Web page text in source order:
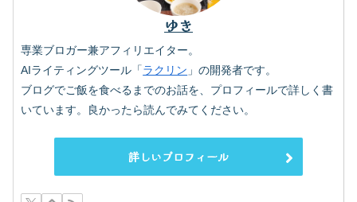
ゆき
専業ブロガー兼アフィリエイター。
AIライティングツール「ラクリン 」の開発者です。
ブログでご飯を食べるまでのお話を、プロフィールで詳しく書
いています。良かったら読んでみてください。
詳しいプロフィール